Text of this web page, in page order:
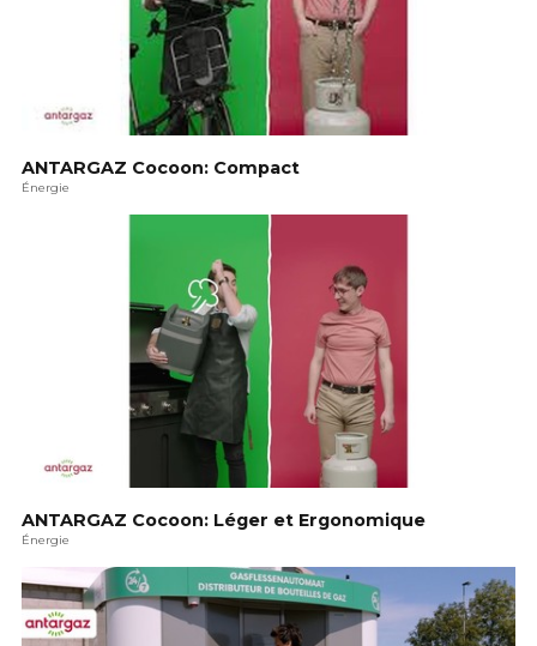
ANTARGAZ Cocoon: Compact
Énergie
ANTARGAZ Cocoon: Léger et Ergonomique
Énergie